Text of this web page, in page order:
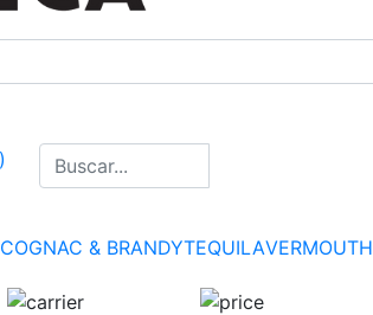
COGNAC & BRANDYTEQUILAVERMOUTH